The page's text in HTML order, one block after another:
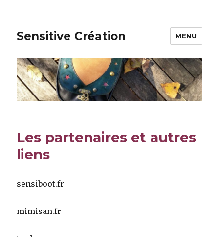
Sensitive Création MENU
Les partenaires et autres
liens
sensiboot.fr
mimisan.fr